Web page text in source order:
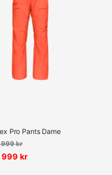
Pro Pants Dame
999kr
999 kr